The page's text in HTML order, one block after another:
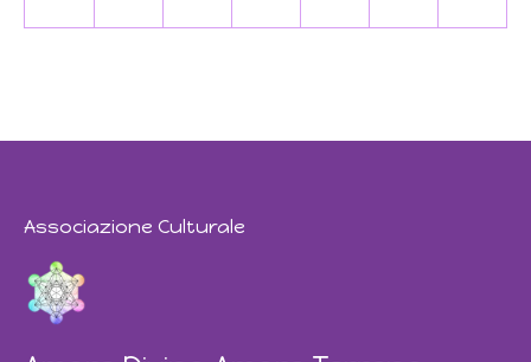
Associazione Culturale